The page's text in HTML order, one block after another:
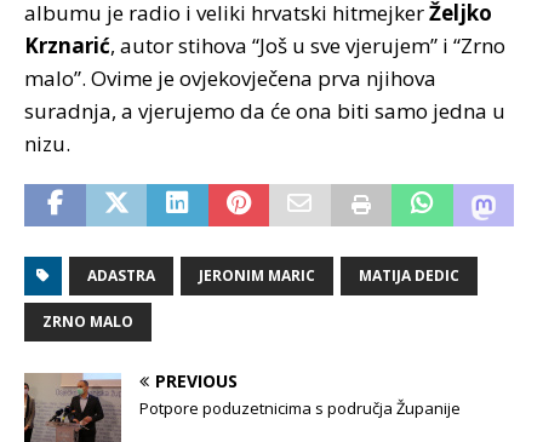
albumu je radio i veliki hrvatski hitmejkerŽeljko
Krznarić, autor stihova “Još u sve vjerujem” i “Zrno
malo”. Ovime je ovjekovječena prva njihova
suradnja, a vjerujemo da će ona biti samo jedna u
nizu.
ADASTRA JERONIM MARIC MATIJA DEDIC
ZRNO MALO
PREVIOUS
Potpore poduzetnicima s područja Županije